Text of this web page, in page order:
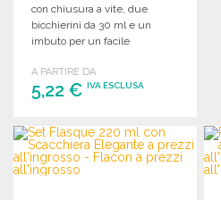
con chiusura a vite, due
bicchierini da 30 ml e un
imbuto per un facile
A PARTIRE DA
5,22 € IVA ESCLUSA
ORDINARE
Richiedi un preventivo